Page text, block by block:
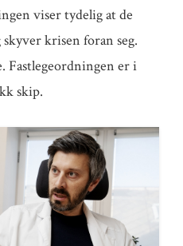
viser tydelig at de
krisen foran seg.
Fastlegeordningen er i
skip.